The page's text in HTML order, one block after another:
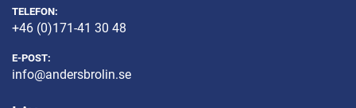
TELEFON:
+46 (0)171-41 30 48
E-POST:
info@andersbrolin.se